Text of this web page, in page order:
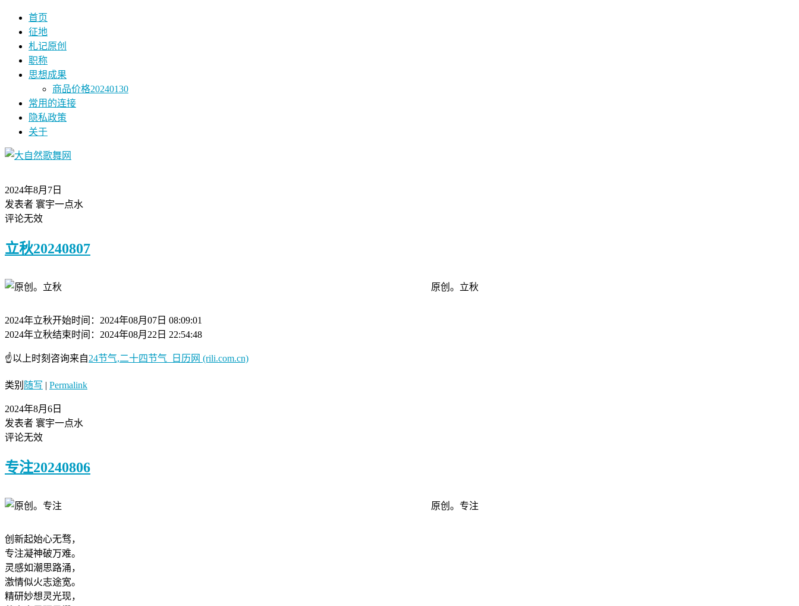
首页
征地
札记原创
职称
思想成果
商品价格20240130
常用的连接
隐私政策
关于
2024年8月7日
发表者 寰宇一点水
评论无效
立秋20240807
原创。立秋
2024年立秋开始时间：2024年08月07日 08:09:01
2024年立秋结束时间：2024年08月22日 22:54:48
☝以上时刻咨询来自24节气,二十四节气_日历网 (rili.com.cn)
类别 随写 | Permalink
2024年8月6日
发表者 寰宇一点水
评论无效
专注20240806
原创。专注
创新起始心无骛，
专注凝神破万难。
灵感如潮思路涌，
激情似火志途宽。
精研妙想灵光现，